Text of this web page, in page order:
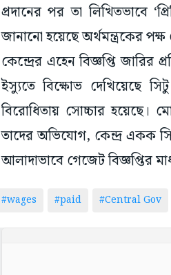
প্রদানের পর তা লিখিতভাবে
জানানো হয়েছে অর্থমন্ত্রকের
কেন্দ্রের এহেন বিজ্ঞপ্তি জারির
ইস্যুতে বিক্ষোভ দেখিয়েছে
বিরোধিতায় সোচ্চার হয়েছে।
তাদের অভিযোগ, কেন্দ্র একক
আলাদাভাবে গেজেট বিজ্ঞপ্তির
#wages #paid #Central Gov